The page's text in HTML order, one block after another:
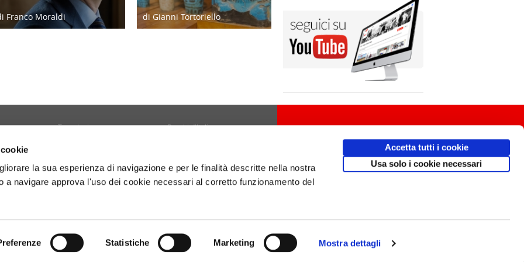
la sua esperienza di navigazione e per le finalità descritte nella nostra
a navigare approva l'uso dei cookie necessari al corretto funzionamento del
Statistiche Marketing Mostra dettagli
Accetta tutti i cookie
Usa solo i cookie necessari
Franco Moraldi
di Gianni Tortoriello
Tecnologia
Diario di Viaggio
Attività
Borghi d'Italia
Copertina
01160141006.
Design communication.it/ Mobile friendly